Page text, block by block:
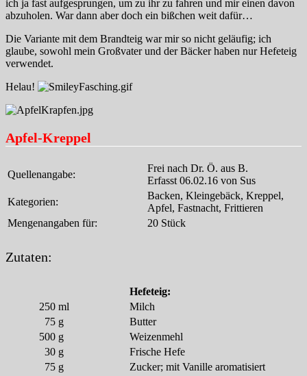
ich ja fast aufgesprungen, um zu ihr zu fahren und mir einen davon
abzuholen. War dann aber doch ein bißchen weit dafür…
Die Variante mit dem Brandteig war mir so nicht geläufig; ich
glaube, sowohl mein Großvater und der Bäcker haben nur Hefeteig
verwendet.
Helau!
Apfel-Kreppel
Quellenangabe:
Frei nach Dr. Ö. aus B.
Erfasst 06.02.16 von Sus
Kategorien:
Backen, Kleingebäck, Kreppel,
Apfel, Fastnacht, Frittieren
Mengenangaben für:
20 Stück
Zutaten:
Hefeteig:
250 ml
Milch
75 g
Butter
500 g
Weizenmehl
30 g
Frische Hefe
75 g
Zucker; mit Vanille aromatisiert